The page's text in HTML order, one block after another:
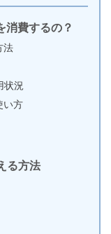
因は着せかえか容量
消費するの？
法
状況
い方
る方法